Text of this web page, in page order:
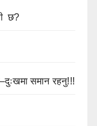
छ?
समान रहनु!!!